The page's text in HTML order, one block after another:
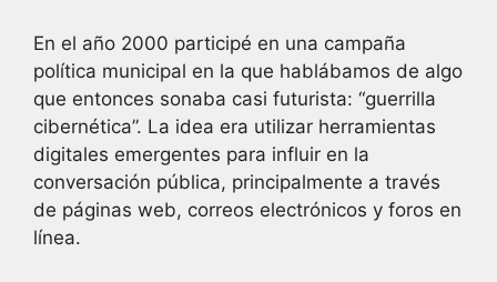
En el año 2000 participé en una campaña
política municipal en la que hablábamos de algo
que entonces sonaba casi futurista: “guerrilla
cibernética”. La idea era utilizar herramientas
digitales emergentes para influir en la
conversación pública, principalmente a través
de páginas web, correos electrónicos y foros en
línea.